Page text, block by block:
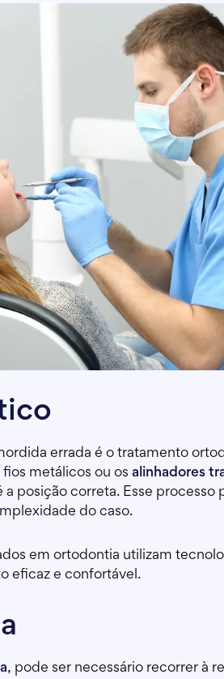
errada é o tratamento
metálicos ou os alinhadores
posição correta. Esse processo
do caso.
em ortodontia utilizam
eficaz e confortável.
, pode ser necessário recorrer à